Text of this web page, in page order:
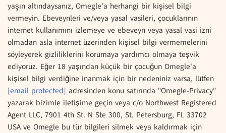
yaşın altındaysanız, Omegle'a herhangi bir kişisel bilgi
vermeyin. Ebeveynleri ve/veya yasal vasileri, çocuklarının
internet kullanımını izlemeye ve ebeveyn veya yasal vasi izni
olmadan asla internet üzerinden kişisel bilgi vermemelerini
söyleyerek gizliliklerini korumaya yardımcı olmaya teşvik
ediyoruz. Eğer 18 yaşından küçük bir çocuğun Omegle'a
kişisel bilgi verdiğine inanmak için bir nedeniniz varsa, lütfen
[email protected] adresinden konu satırında "Omegle-Privacy"
yazarak bizimle iletişime geçin veya c/o Northwest Registered
Agent LLC, 7901 4th St. N Ste 300, St. Petersburg, FL 33702
USA ve Omegle bu tür bilgileri silmek veya kaldırmak için